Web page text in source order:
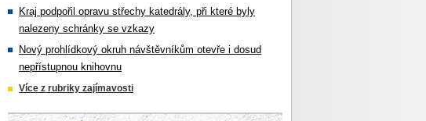
Kraj podpořil opravu střechy katedrály, při které byly
nalezeny schránky se vzkazy
Nový prohlídkový okruh návštěvníkům otevře i dosud
nepřístupnou knihovnu
Více z rubriky zajímavosti